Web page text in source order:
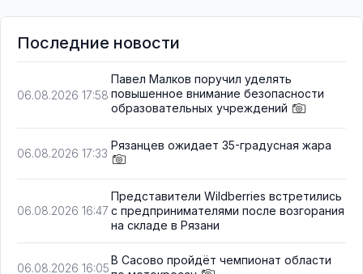
Последние новости
06.08.2026 17:58
Павел Малков поручил уделять
повышенное внимание безопасности
образовательных учреждений
06.08.2026 17:33
Рязанцев ожидает 35-градусная жара
06.08.2026 16:47
Представители Wildberries встретились
с предпринимателями после возгорания
на складе в Рязани
06.08.2026 16:05
В Сасово пройдёт чемпионат области